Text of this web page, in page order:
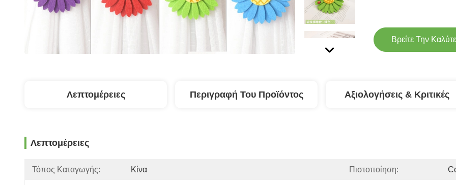
Βρείτε Την
Λεπτομέρειες Περιγραφή Του Προϊόντος Αξιολογήσεις & Κριτικές
Λεπτομέρειες
Τόπος Καταγωγής: Κίνα Πιστοποίηση: